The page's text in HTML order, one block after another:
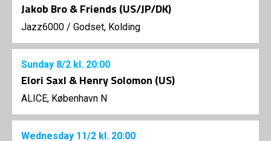
Jakob Bro & Friends (US/JP/DK)
Jazz6000 / Godset, Kolding
Sunday 8/2 kl. 20:00
Elori Saxl & Henry Solomon (US)
ALICE, København N
Wednesday 11/2 kl. 20:00